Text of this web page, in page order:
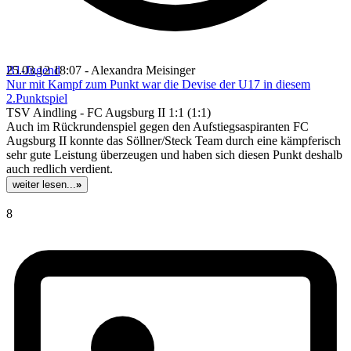
B1-Jugend
25.03.12 18:07 - Alexandra Meisinger
Nur mit Kampf zum Punkt war die Devise der U17 in diesem
2.Punktspiel
TSV Aindling - FC Augsburg II 1:1 (1:1)
Auch im Rückrundenspiel gegen den Aufstiegsaspiranten FC
Augsburg II konnte das Söllner/Steck Team durch eine kämpferisch
sehr gute Leistung überzeugen und haben sich diesen Punkt deshalb
auch redlich verdient.
weiter lesen...»
8